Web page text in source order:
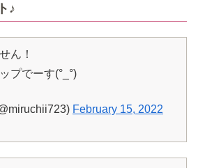
♪
ん！
プでーす(°_°)
February 15, 2022